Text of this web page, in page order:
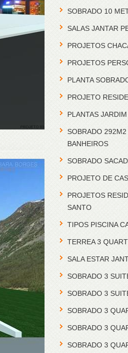
SOBRADO 10
SALAS JANTAR
PROJETOS
PROJETOS
PLANTA
PROJETO
PLANTAS JARDIM
SOBRADO
BANHEIROS
SOBRADO
PROJETO DE
PROJETOS
SANTO
TIPOS PISCINA
TERREA 3
SALA ESTAR
SOBRADO 3
SOBRADO 3
SOBRADO 3
SOBRADO 3
SOBRADO 3